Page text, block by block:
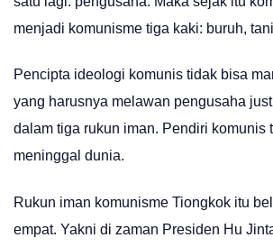
menjadi komunisme tiga kaki: buruh,
Pencipta ideologi komunis tidak bisa
yang harusnya melawan pengusaha
dalam tiga rukun iman. Pendiri komunis
meninggal dunia.
Rukun iman komunisme Tiongkok itu
empat. Yakni di zaman Presiden Hu